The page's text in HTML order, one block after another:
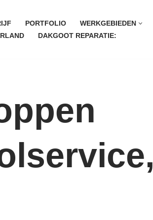
PORTFOLIO
WERKGEBIEDEN
DAKGOOT REPARATIE: